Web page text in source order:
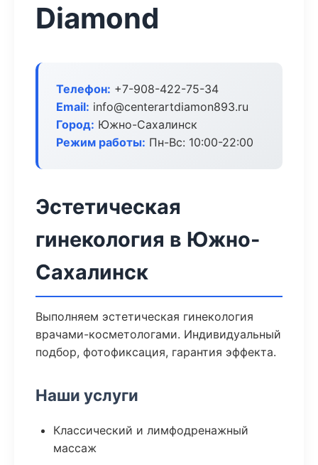
Diamond
Телефон: +7-908-422-75-34
Email: info@centerartdiamon893.ru
Город: Южно-Сахалинск
Режим работы: Пн-Вс: 10:00-22:00
Эстетическая
гинекология в Южно-
Сахалинск
Выполняем эстетическая гинекология
врачами-косметологами. Индивидуальный
подбор, фотофиксация, гарантия эффекта.
Наши услуги
Классический и лимфодренажный
массаж